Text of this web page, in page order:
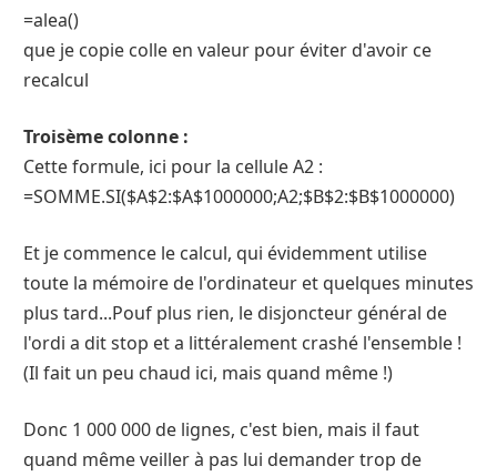
=alea()
que je copie colle en valeur pour éviter d'avoir ce
recalcul
Troisème colonne :
Cette formule, ici pour la cellule A2 :
=SOMME.SI($A$2:$A$1000000;A2;$B$2:$B$1000000)
Et je commence le calcul, qui évidemment utilise
toute la mémoire de l'ordinateur et quelques minutes
plus tard...Pouf plus rien, le disjoncteur général de
l'ordi a dit stop et a littéralement crashé l'ensemble !
(Il fait un peu chaud ici, mais quand même !)
Donc 1 000 000 de lignes, c'est bien, mais il faut
quand même veiller à pas lui demander trop de